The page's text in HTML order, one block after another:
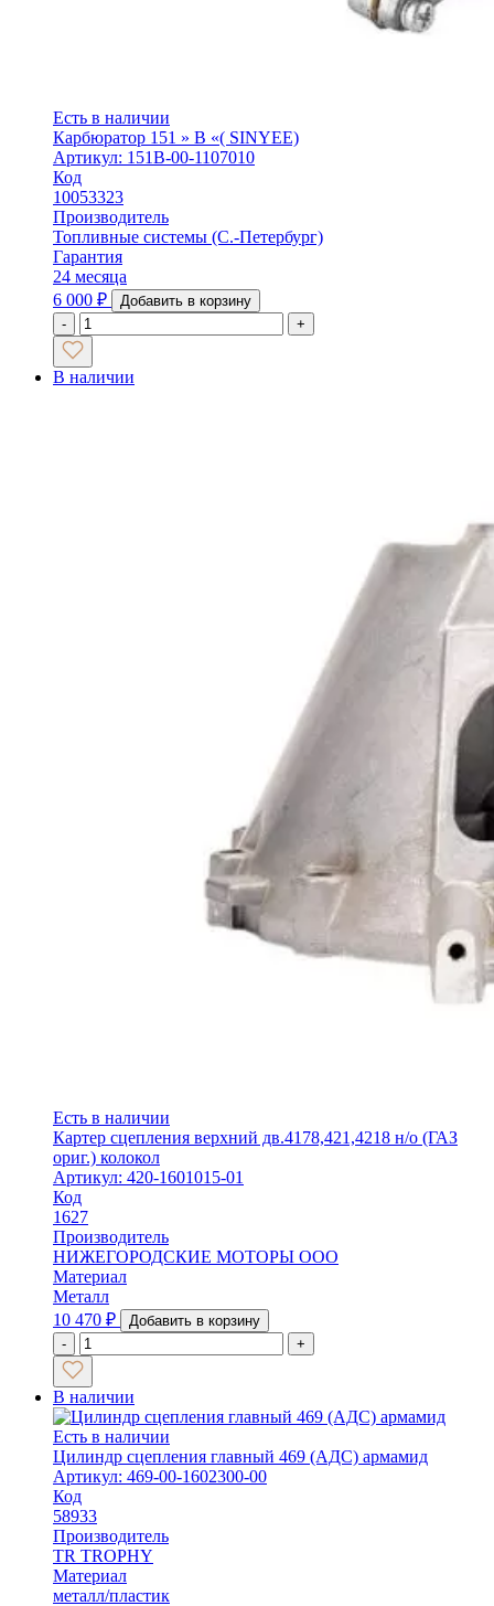
Есть в наличии
Карбюратор 151 » В «( SINYEE)
Артикул: 151В-00-1107010
Код
10053323
Производитель
Топливные системы (С.-Петербург)
Гарантия
24 месяца
6 000 ₽
Добавить в корзину
-
+
В наличии
Есть в наличии
Картер сцепления верхний дв.4178,421,4218 н/о (ГАЗ
ориг.) колокол
Артикул: 420-1601015-01
Код
1627
Производитель
НИЖЕГОРОДСКИЕ МОТОРЫ ООО
Материал
Металл
10 470 ₽
Добавить в корзину
-
+
В наличии
Есть в наличии
Цилиндр сцепления главный 469 (АДС) армамид
Артикул: 469-00-1602300-00
Код
58933
Производитель
TR TROPHY
Материал
металл/пластик